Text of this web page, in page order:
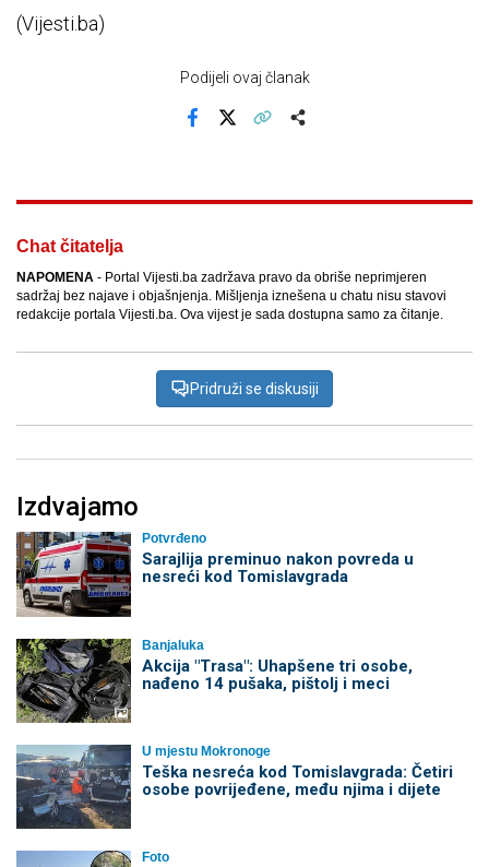
(Vijesti.ba)
Podijeli ovaj članak
Chat čitatelja
NAPOMENA - Portal Vijesti.ba zadržava pravo da obriše neprimjeren
sadržaj bez najave i objašnjenja. Mišljenja iznešena u chatu nisu stavovi
redakcije portala Vijesti.ba. Ova vijest je sada dostupna samo za čitanje.
Pridruži se diskusiji
Izdvajamo
Potvrđeno
Sarajlija preminuo nakon povreda u
nesreći kod Tomislavgrada
Banjaluka
Akcija "Trasa": Uhapšene tri osobe,
nađeno 14 pušaka, pištolj i meci
U mjestu Mokronoge
Teška nesreća kod Tomislavgrada: Četiri
osobe povrijeđene, među njima i dijete
Foto